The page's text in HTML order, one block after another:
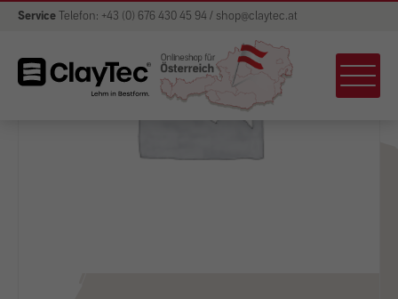
Service Telefon: +43 (0) 676 430 45 94 / shop@claytec.at